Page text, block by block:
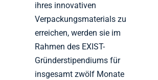
ihres innovativen
Verpackungsmaterials zu
erreichen, werden sie im
Rahmen des EXIST-
Gründerstipendiums für
insgesamt zwölf Monate